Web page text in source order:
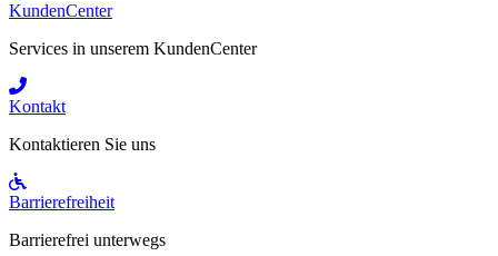
KundenCenter
Services in unserem KundenCenter
Kontakt
Kontaktieren Sie uns
Barrierefreiheit
Barrierefrei unterwegs